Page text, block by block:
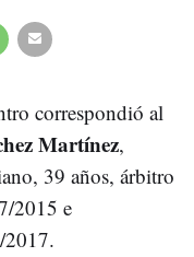
correspondió al
Martínez,
39 años, árbitro
2015 e
2017.